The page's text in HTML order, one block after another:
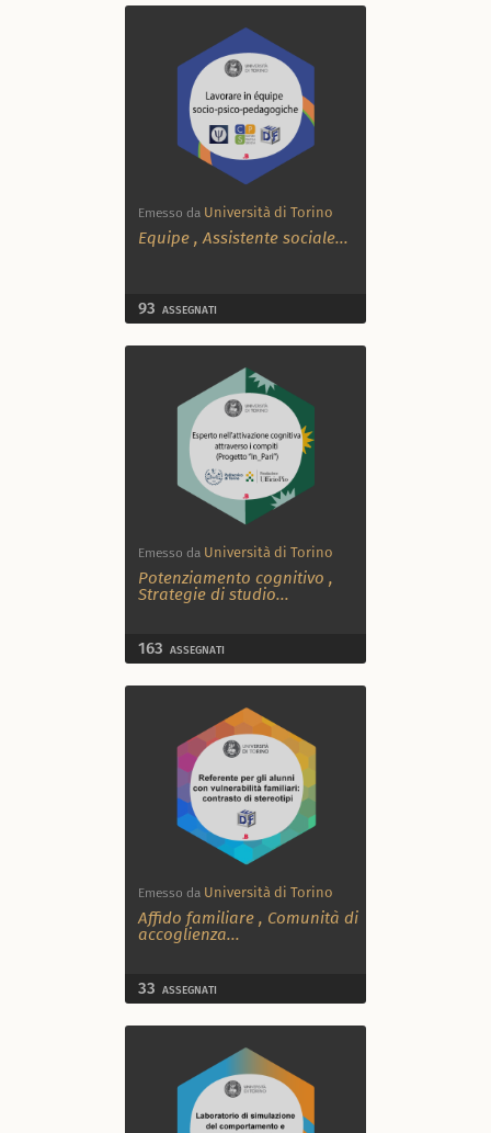
Emesso da Università di Torino
Equipe ,Assistente sociale...
93 ASSEGNATI
Emesso da Università di Torino
Potenziamento cognitivo ,
Strategie di studio...
163 ASSEGNATI
Emesso da Università di Torino
Affido familiare , Comunità di
accoglienza...
33 ASSEGNATI